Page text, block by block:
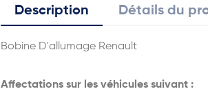
Description Détails du
Bobine D'allumage Renault
Affectations sur les véhicules suivant :